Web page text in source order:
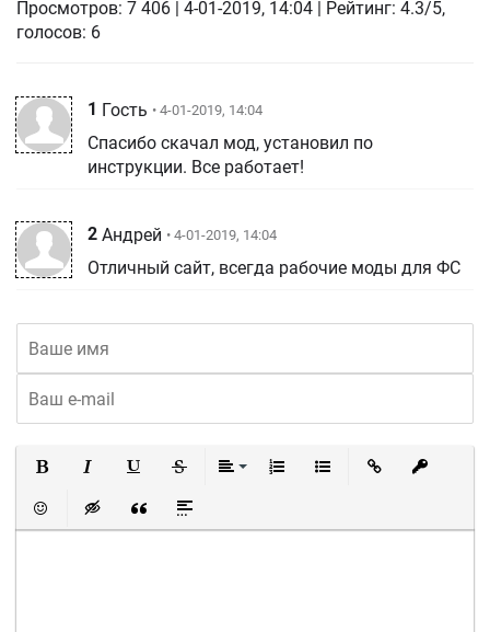
Просмотров: 7 406 4-01-2019, 14:04
голосов: 6
1 Гость • 4-01-2019, 14:04
Спасибо скачал мод, установил по
инструкции. Все работает!
2 Андрей • 4-01-2019, 14:04
Отличный сайт, всегда рабочие моды для ФС
Вставить смайлик
Вставка скрытого текста
Вставка цитаты
Вставка спойлера